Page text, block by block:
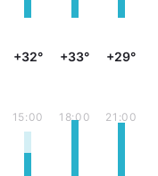
+32° +33° +29°
15:00 18:00 21:00